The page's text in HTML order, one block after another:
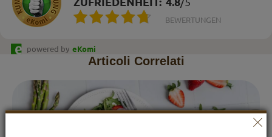
BEWERTUNGEN
powered by eKomi
Articoli Correlati